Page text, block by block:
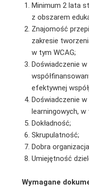
Minimum 2 lata
z obszarem
Znajomość
zakresie
w tym WCAG;
Doświadczenie
efektywnej
Doświadczenie
learningowych, w
Dokładność;
Skrupulatność;
Dobra
Umiejętność
Wymagane